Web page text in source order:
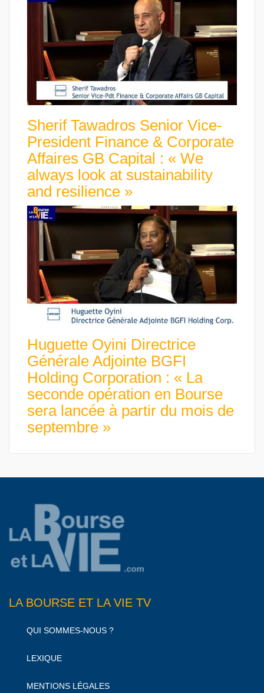
Sherif Tawadros Senior Vice-
President Finance & Corporate
Affaires GB Capital : « We
always look at sustainability
and resilience »
Huguette Oyini Directrice
Générale Adjointe BGFI
Holding Corporation : « La
seconde opération en Bourse
sera lancée à partir du mois de
septembre »
LA BOURSE ET LA VIE TV
QUI SOMMES-NOUS ?
LEXIQUE
MENTIONS LÉGALES